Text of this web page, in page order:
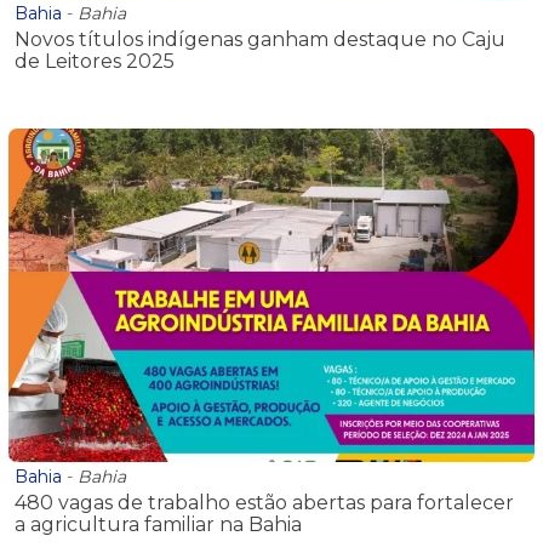
Bahia - Bahia
Novos títulos indígenas ganham destaque no Caju
de Leitores 2025
Bahia - Bahia
480 vagas de trabalho estão abertas para fortalecer
a agricultura familiar na Bahia